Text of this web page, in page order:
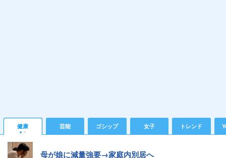
健康 芸能 ゴシップ 女子 トレンド
母が娘に減量強要→家庭内別居へ